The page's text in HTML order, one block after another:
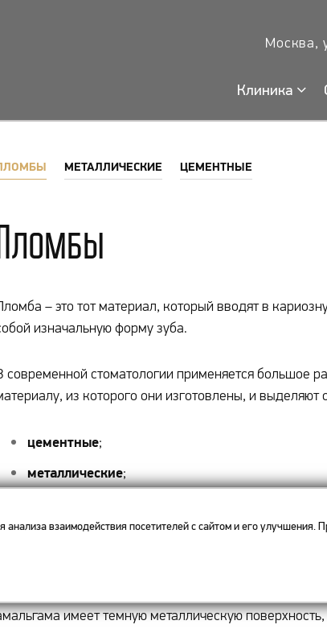
Москва,
Клиника
МЕТАЛЛИЧЕСКИЕ ЦЕМЕНТНЫЕ
– это тот материал, который вводят в
изначальную форму зуба.
современной стоматологии применяется большое
из которого они изготовлены, и
цементные;
металлические;
выполняется из амальгамы (сплава
все реже и реже по многим причинам. Во-первых,
долго затвердевает (в течение 2-3 часов); наконец,
имеет темную металлическую
взаимодействия посетителей с сайтом и его улучшения.